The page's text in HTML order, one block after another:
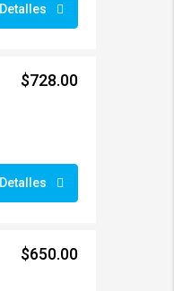
Detalles
$728.00
Detalles
$650.00